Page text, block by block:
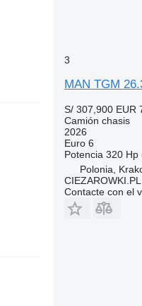
3
MAN TGM
S/ 307,900 EUR
Camión chasis
2026
Euro 6
Potencia 320 Hp
Polonia,
CIEZAROWKI.PL
Contacte con el